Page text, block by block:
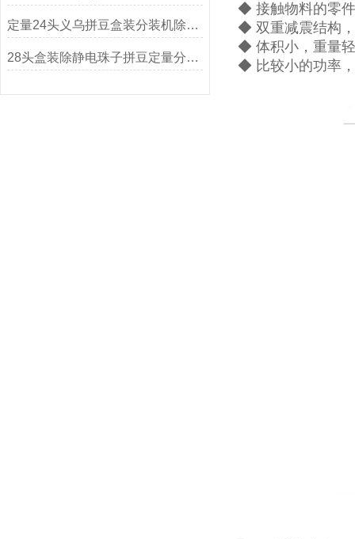
定量24头义乌拼豆盒装分装机除静电精度高
28头盒装除静电珠子拼豆定量分装机
◆ 接触物料的零
◆ 双重减震结构
◆ 体积小，重量
◆ 比较小的功率